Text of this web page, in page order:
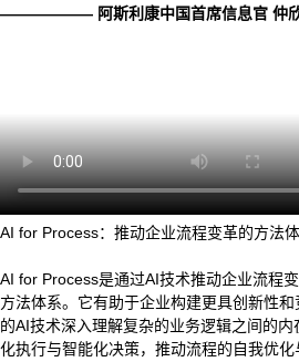
—————— 阿斯利康中国首席信息官 仲
AI for Process：推动企业流程变革的方法
AI for Process是通过AI技术推动企业流程
方法体系。它有助于企业构建更具创新性
的AI技术深入理解复杂的业务逻辑之间的
化执行与智能化决策，推动流程的自我优化